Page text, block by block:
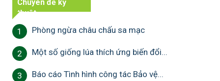
Chuyên đề kỹ
thuật
1 Phòng ngừa châu chấu sa mạc
2 Một số giống lúa thích ứng biến đổi...
3 Báo cáo Tình hình công tác Bảo vệ...